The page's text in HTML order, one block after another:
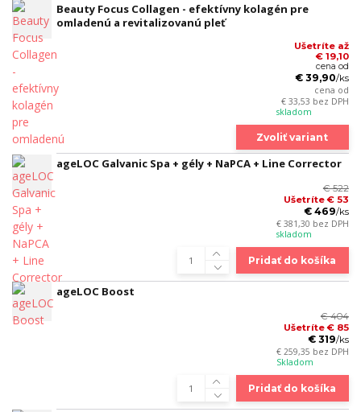
Beauty Focus Collagen - efektívny kolagén pre
omladenú a revitalizovanú pleť
Ušetríte až
€ 19,10
cena od
€ 39,90/ks
cena od
€ 33,53 bez DPH
skladom
Zvoliť variant
ageLOC Galvanic Spa + gély + NaPCA + Line Corrector
€ 522
Ušetríte € 53
€ 469/ks
€ 381,30 bez DPH
skladom
Pridať do košíka
ageLOC Boost
€ 404
Ušetríte € 85
€ 319/ks
€ 259,35 bez DPH
Skladom
Pridať do košíka